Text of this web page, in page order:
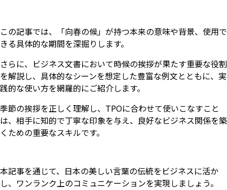
この記事では、「向春の候」が持つ本来の意味や背景、使用で
きる具体的な期間を深掘りします。
さらに、ビジネス文書において時候の挨拶が果たす重要な役割
を解説し、具体的なシーンを想定した豊富な例文とともに、実
践的な使い方を網羅的にご紹介します。
季節の挨拶を正しく理解し、TPOに合わせて使いこなすこと
は、相手に知的で丁寧な印象を与え、良好なビジネス関係を築
くための重要なスキルです。
本記事を通じて、日本の美しい言葉の伝統をビジネスに活か
し、ワンランク上のコミュニケーションを実現しましょう。